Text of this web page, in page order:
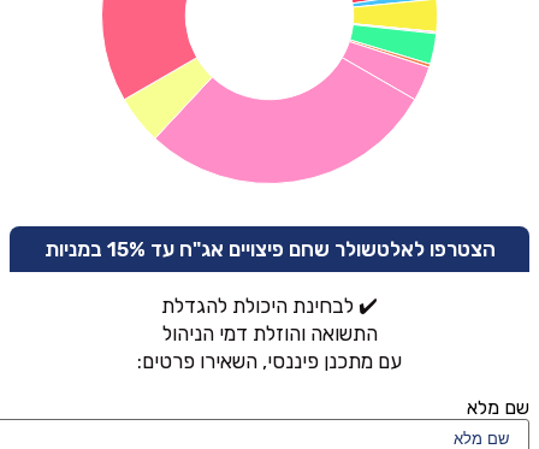
הצטרפו לאלטשולר שחם פיצויים אג"ח עד 15% במניות
✔️ לבחינת היכולת להגדלת
התשואה והוזלת דמי הניהול
עם מתכנן פיננסי, השאירו פרטים:
שם מלא